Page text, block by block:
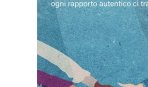
AGGIUNGI AL CARRELLO